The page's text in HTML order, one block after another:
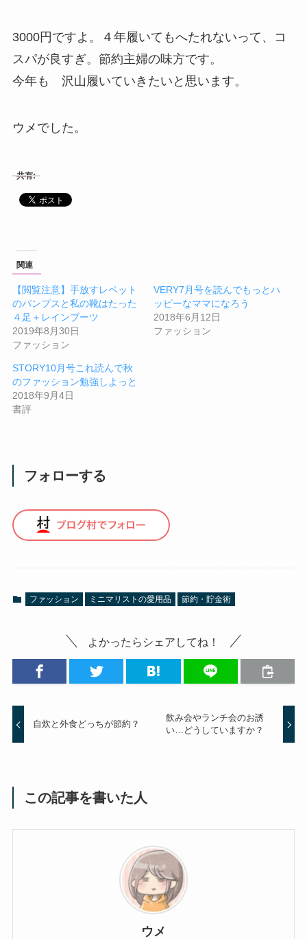
3000円ですよ。４年履いてもへたれないって、コ
スパが良すぎ。節約主婦の味方です。
今年も 沢山履いていきたいと思います。
ウメでした。
共有:
関連
【閲覧注意】手放すレペット
のパンプスと私の靴はたった
４足＋レインブーツ
2019年8月30日
ファッション
VERY7月号を読んでもっとハ
ッピーなママになろう
2018年6月12日
ファッション
STORY10月号これ読んで秋
のファッション勉強しよっと
2018年9月4日
書評
フォローする
ファッション ミニマリストの愛用品 節約・貯金術
よかったらシェアしてね！
自炊と外食どっちが節約？
飲み会やランチ会のお誘
い…どうしていますか？
この記事を書いた人
ウメ